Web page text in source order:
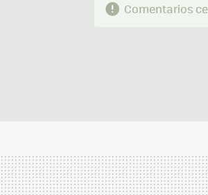
Comentarios